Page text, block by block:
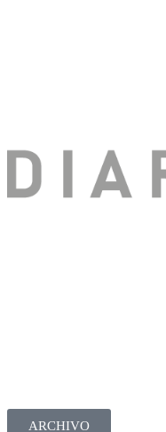
ARCHIVO